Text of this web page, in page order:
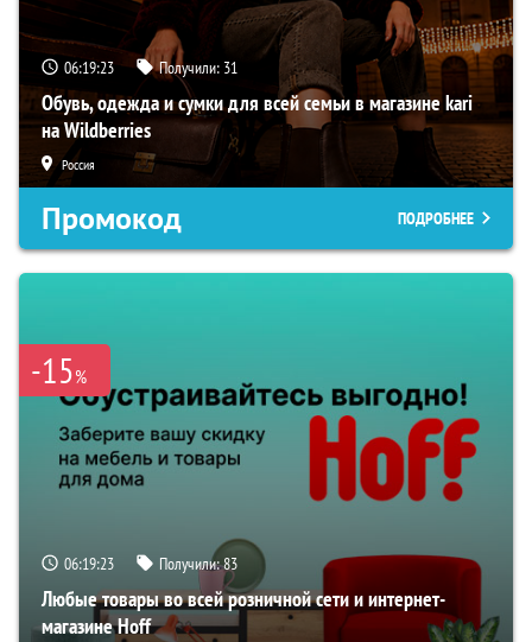
06:19:22 Получили: 31
Обувь, одежда и сумки для всей семьи в магазине kari
на Wildberries
Россия
Промокод ПОДРОБНЕЕ
-15%
06:19:22 Получили:83
Любые товары во всей розничной сети и интернет-
магазине Hoff